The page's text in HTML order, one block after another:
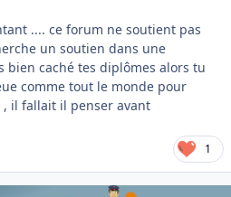
.... ce forum ne soutient pas
un soutien dans une
bien caché tes diplômes alors tu
comme tout le monde pour
il fallait il penser avant
1